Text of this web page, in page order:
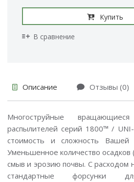
Купить
В сравнение
Описание Отзывы (0)
Многоструйные
распылителей серий 1800™ /
стоимость и сложность Вашей
Уменьшенное количество
смыв и эрозию почвы. С расходом
стандартные форсунки